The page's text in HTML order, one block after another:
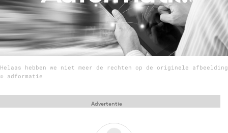
Home
9 sept: GenAI-training
12 nov: MarketingLive!
Adverteren
Events
Helaas hebben we niet meer de rechten op de originele afbeelding
© adformatie
Advertentie